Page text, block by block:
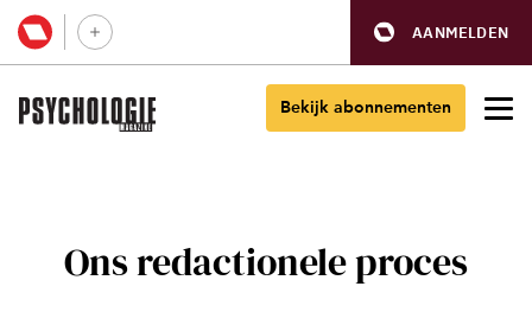
AANMELDEN
Bekijk abonnementen
Ons redactionele proces